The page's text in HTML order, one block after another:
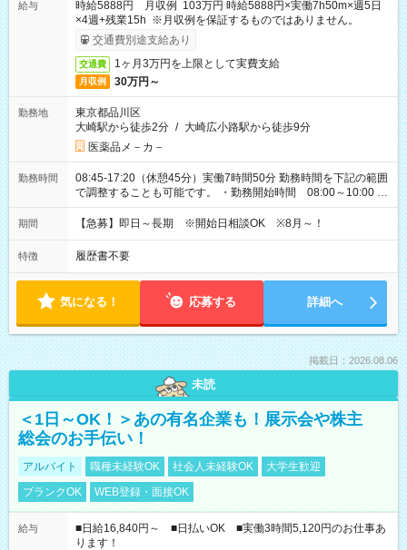
給与
時給5888円 月収例 103万円 時給5888円×実働7h50m×週5日
×4週+残業15h ※月収例を保証するものではありません。
交通費別途支給あり
交通費 1ヶ月3万円を上限として実費支給
月収例 30万円～
勤務地
東京都品川区
大崎駅から徒歩2分 / 大崎広小路駅から徒歩9分
医薬品メ－カ－
勤務時間
08:45-17:20（休憩45分）実働7時間50分 勤務時間を下記の範囲
で調整することも可能です。 ・勤務開始時間 08:00～10:00 ・
勤務終了時間 17:00～19:00 ・実働 06:15～08:00
期間 【急募】即日～長期 ※開始日相談OK ※8月～！
特徴 履歴書不要
気になる！ 応募する 詳細へ
掲載日：2026.08.06
未読
＜1日～OK！＞あの有名企業も！展示会や株主
総会のお手伝い！
アルバイト 職種未経験OK 社会人未経験OK
大学生歓迎
ブランクOK
WEB登録・面接OK
給与
■日給16,840円～ ■日払いOK ■実働3時間5,120円のお仕事あ
ります！